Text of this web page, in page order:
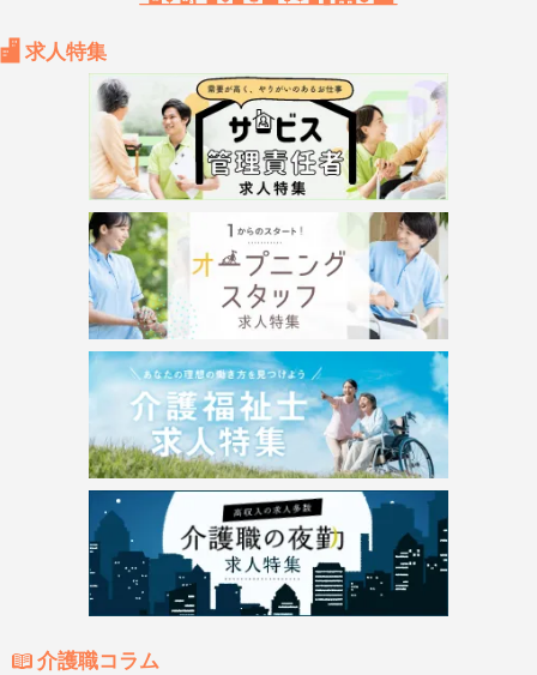
求人特集
介護職コラム